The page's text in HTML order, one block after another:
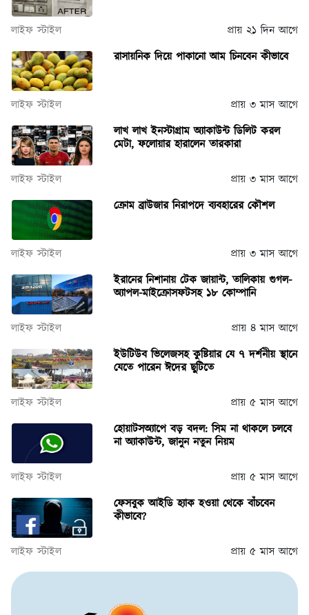
লাইফ স্টাইল
প্রায় ২১ দিন আগে
রাসায়নিক দিয়ে পাকানো আম চিনবেন কীভাবে
লাইফ স্টাইল
প্রায় ৩ মাস আগে
লাখ লাখ ইনস্টাগ্রাম অ্যাকাউন্ট ডিলিট করল
মেটা, ফলোয়ার হারালেন তারকারা
লাইফ স্টাইল
প্রায় ৩ মাস আগে
ক্রোম ব্রাউজার নিরাপদে ব্যবহারের কৌশল
লাইফ স্টাইল
প্রায় ৩ মাস আগে
ইরানের নিশানায় টেক জায়ান্ট, তালিকায় গুগল-
অ্যাপল-মাইক্রোসফটসহ ১৮ কোম্পানি
লাইফ স্টাইল
প্রায় ৪ মাস আগে
ইউটিউব ভিলেজসহ কুষ্টিয়ার যে ৭ দর্শনীয় স্থানে
যেতে পারেন ঈদের ছুটিতে
লাইফ স্টাইল
প্রায় ৫ মাস আগে
হোয়াটসঅ্যাপে বড় বদল: সিম না থাকলে চলবে
না অ্যাকাউন্ট, জানুন নতুন নিয়ম
লাইফ স্টাইল
প্রায় ৫ মাস আগে
ফেসবুক আইডি হ্যাক হওয়া থেকে বাঁচবেন
কীভাবে?
লাইফ স্টাইল প্রায় ৫ মাস আগে